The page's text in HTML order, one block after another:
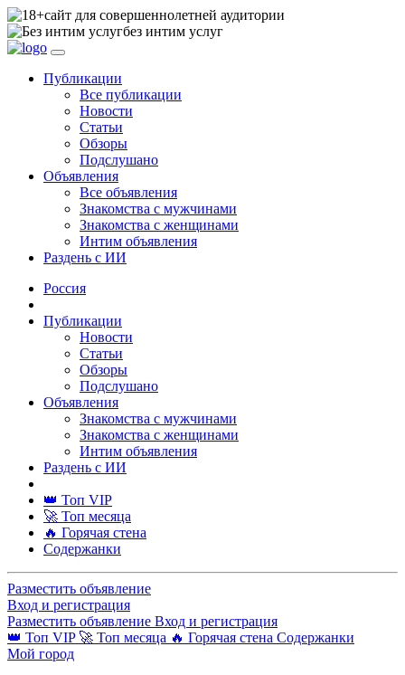
сайт для совершеннолетней аудитории
без интим услуг
Публикации
Все публикации
Новости
Статьи
Обзоры
Подслушано
Объявления
Все объявления
Знакомства с мужчинами
Знакомства с женщинами
Интим объявления
Раздень с ИИ
Россия
Публикации
Новости
Статьи
Обзоры
Подслушано
Объявления
Знакомства с мужчинами
Знакомства с женщинами
Интим объявления
Раздень с ИИ
👑 Топ VIP
🚀 Топ месяца
🔥 Горячая стена
Содержанки
Разместить объявление
Вход и регистрация
Разместить объявление Вход и регистрация
👑 Топ VIP 🚀 Топ месяца 🔥 Горячая стена Содержанки
Мой город